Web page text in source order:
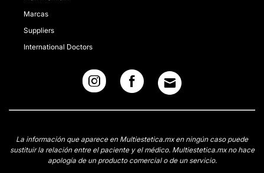
Marcas
Suppliers
International Doctors
La información que aparece en Multiestetica.mx en ningún caso puede
sustituir la relación entre el paciente y el médico. Multiestetica.mx no hace
apología de un producto comercial o de un servicio.